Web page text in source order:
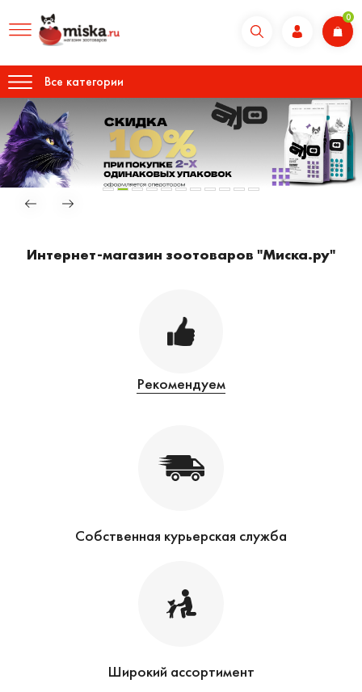
0
Все категории
Интернет-магазин зоотоваров "Миска.ру"
Рекомендуем
Собственная курьерская служба
Широкий ассортимент